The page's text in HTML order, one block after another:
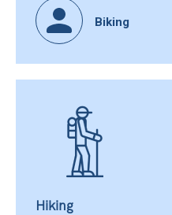
Biking
Hiking